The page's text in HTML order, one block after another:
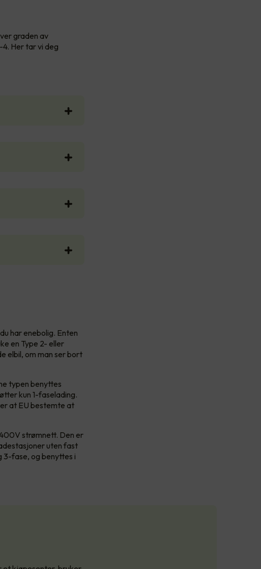
graden av
Her tar vi deg
har enebolig. Enten
en Type 2- eller
elbil, om man ser bort
typen benyttes
kun 1-faselading.
at EU bestemte at
strømnett. Den er
uten fast
3-fase, og benyttes i